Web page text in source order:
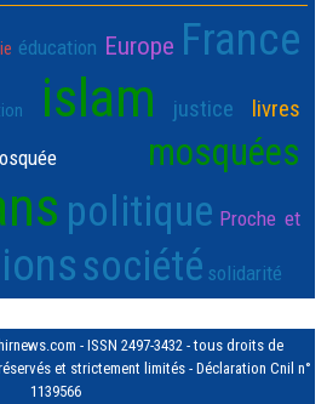
éducation Europe France
islam justice livres
mosquées
politique Proche et
société solidarité
- ISSN 2497-3432 - tous droits de
et strictement limités - Déclaration Cnil n°
1139566